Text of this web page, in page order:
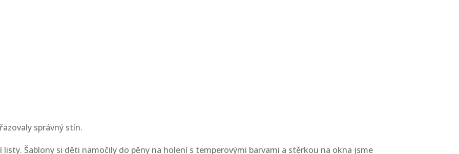
správný stín.
Šablony si děti namočily do pěny na holení s temperovými barvami a stěrkou na okna jsme